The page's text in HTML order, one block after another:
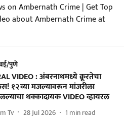
on Ambernath Crime | Get Top
about Ambernath Crime at
पुणे
VIDEO : अंबरनाथमध्ये क्रूरतेचा
१२व्या मजल्यावरून मांजरीला
धक्कादायक VIDEO व्हायरल
Tv 28 Jul 2026 1 min read